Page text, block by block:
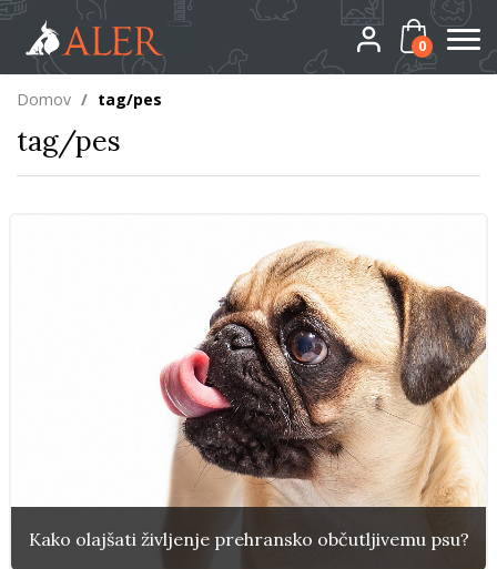
0
Domov / tag/pes
tag/pes
Kako olajšati življenje prehransko občutljivemu psu?